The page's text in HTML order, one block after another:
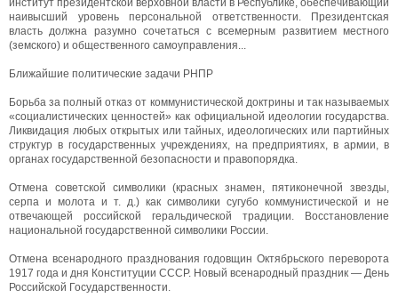
наивысший уровень персональной ответственности. Президентская
власть должна разумно сочетаться с всемерным развитием местного
(земского) и общественного самоуправления...
Ближайшие политические задачи РНПР
Борьба за полный отказ от коммунистической доктрины и так называемых
«социалистических ценностей» как официальной идеологии государства.
Ликвидация любых открытых или тайных, идеологических или партийных
структур в государственных учреждениях, на предприятиях, в армии, в
органах государственной безопасности и правопорядка.
Отмена советской символики (красных знамен, пятиконечной звезды,
серпа и молота и т. д.) как символики сугубо коммунистической и не
отвечающей российской геральдической традиции. Восстановление
национальной государственной символики России.
Отмена всенародного празднования годовщин Октябрьского переворота
1917 года и дня Конституции СССР. Новый всенародный праздник — День
Российской Государственности.